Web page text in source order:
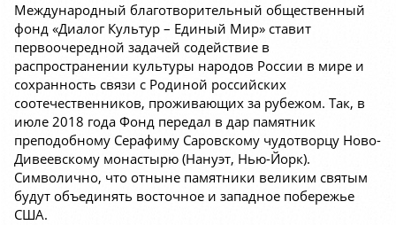
Международный благотворительный общественный
фонд «Диалог Культур – Единый Мир» ставит
первоочередной задачей содействие в
распространении культуры народов России в мире и
сохранность связи с Родиной российских
соотечественников, проживающих за рубежом. Так, в
июле 2018 года Фонд передал в дар памятник
преподобному Серафиму Саровскому чудотворцу Ново-
Дивеевскому монастырю (Нануэт, Нью-Йорк).
Символично, что отныне памятники великим святым
будут объединять восточное и западное побережье
США.